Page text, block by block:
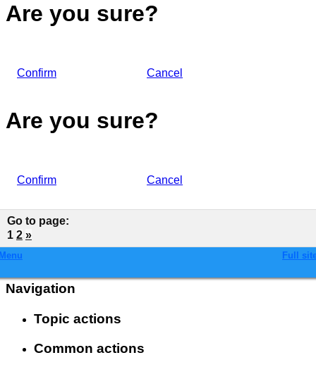
Are you sure?
Confirm Cancel
Are you sure?
Confirm Cancel
Go to page:
1 2 »
Full
Navigation
Topic actions
Common actions